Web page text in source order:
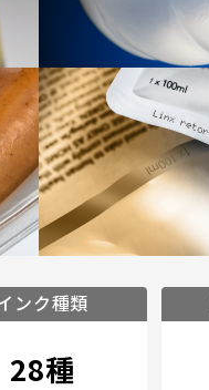
ンク種類
28種